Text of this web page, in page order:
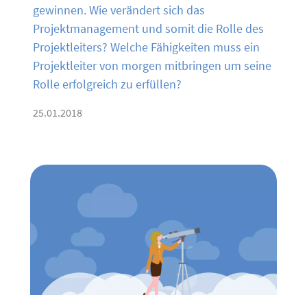
gewinnen. Wie verändert sich das
Projektmanagement und somit die Rolle des
Projektleiters? Welche Fähigkeiten muss ein
Projektleiter von morgen mitbringen um seine
Rolle erfolgreich zu erfüllen?
25.01.2018